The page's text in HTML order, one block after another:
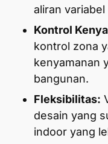
aliran
Kontrol
kontrol zona
kenyamanan
bangunan.
Fleksibilitas:
desain yang
indoor yang